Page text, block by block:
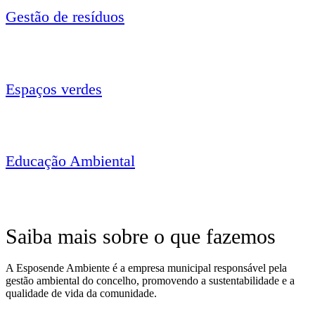
Gestão de resíduos
Espaços verdes
Educação Ambiental
Saiba mais sobre o que fazemos
A Esposende Ambiente é a empresa municipal responsável pela
gestão ambiental do concelho, promovendo a sustentabilidade e a
qualidade de vida da comunidade.